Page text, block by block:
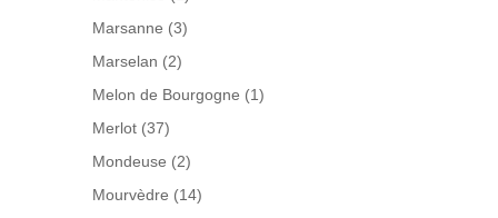
Marsanne (3)
Marselan (2)
Melon de Bourgogne (1)
Merlot (37)
Mondeuse (2)
Mourvèdre (14)